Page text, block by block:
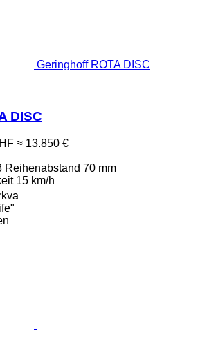
Geringhoff ROTA DISC
DISC
≈ 13.850 €
Reihenabstand 70 mm
15 km/h